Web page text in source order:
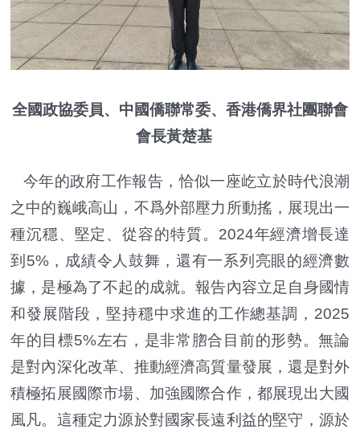
全國政協委員、中國僑聯常委、香港僑界社團聯會
會長黃楚基
今年的政府工作報告，恰似一座屹立於時代浪潮
之中的巍峨高山，不爲外部壓力所動搖，展現出一
種沉穩、堅定、從容的特質。2024年經濟增長達
到5%，成績令人鼓舞，還有一系列亮眼的經濟數
據，是極為了不起的成就。報告內容立足自身國情
和發展階段，堅持穩中求進的工作總基調，2025
年的目標5%左右，是非常脗合目前的形勢。無論
是對內深化改革、推動經濟高質量發展，還是對外
積極拓展國際市場、加強國際合作，都展現出大國
風凡。這種定力源於對國家長遠利益的堅守，源於